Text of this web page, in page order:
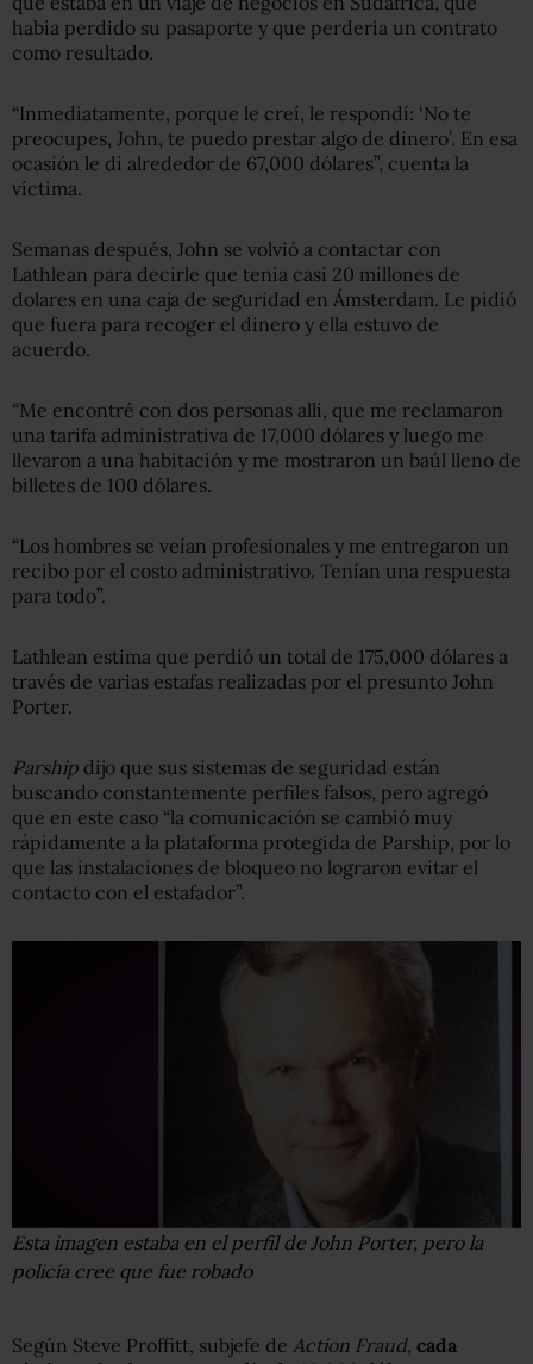
había perdido su pasaporte y que perdería un contrato
como resultado.
“Inmediatamente, porque le creí, le respondí: ‘No te
preocupes, John, te puedo prestar algo de dinero’. En esa
ocasión le di alrededor de 67,000 dólares”, cuenta la
víctima.
Semanas después, John se volvió a contactar con
Lathlean para decirle que tenía casi 20 millones de
dolares en una caja de seguridad en Ámsterdam. Le pidió
que fuera para recoger el dinero y ella estuvo de
acuerdo.
“Me encontré con dos personas allí, que me reclamaron
una tarifa administrativa de 17,000 dólares y luego me
llevaron a una habitación y me mostraron un baúl lleno de
billetes de 100 dólares.
“Los hombres se veían profesionales y me entregaron un
recibo por el costo administrativo. Tenían una respuesta
para todo”.
Lathlean estima que perdió un total de 175,000 dólares a
través de varias estafas realizadas por el presunto John
Porter.
Parship dijo que sus sistemas de seguridad están
buscando constantemente perfiles falsos, pero agregó
que en este caso “la comunicación se cambió muy
rápidamente a la plataforma protegida de Parship, por lo
que las instalaciones de bloqueo no lograron evitar el
contacto con el estafador”.
Esta imagen estaba en el perfil de John Porter, pero la
policía cree que fue robado
Según Steve Proffitt, subjefe de Action Fraud, cada